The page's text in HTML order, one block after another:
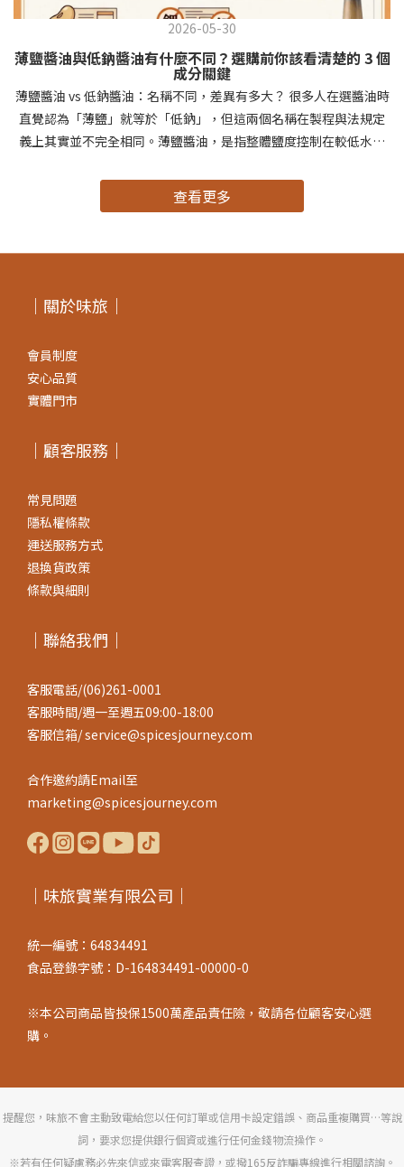
2026-05-30
薄鹽醬油與低鈉醬油有什麼不同？選購前你該看清楚的 3 個
成分關鍵
薄鹽醬油 vs 低鈉醬油：名稱不同，差異有多大？ 很多人在選醬油時
直覺認為「薄鹽」就等於「低鈉」，但這兩個名稱在製程與法規定
義上其實並不完全相同。薄鹽醬油，是指整體鹽度控制在較低水準
產品是透過加入「氯化鉀（鉀鹽）」來取代部分食鹽，讓營養標示
上的鈉數值下降——但成分結構已有所調整。搞清楚這個差異，才能
有影響嗎？ 什麼是氯化鉀（鉀鹽）？氯化鉀（Potassium
「鉀」不屬於鈉，因此可使營養標示上的鈉含量數值明顯降低。部
問題，而是代鹽本身的風味特性。哪些族群需要特別注意？對一般
健康成人而言，少量氯化鉀的攝取通常無需過度擔心。但若你或家
人在日常飲食中有特定的鈉鉀攝取需求，建議：翻到包裝背面，確
準的飲食管理需求，建議諮詢專業醫師或營養師怎麼看懂醬油成分
只看包裝正面的文案，直接翻到背面看成分表。成分排列愈靠前，
代表含量愈高。成分列表愈簡短，通常代表添加物愈少。2.注意
「鉀」含量的標示台灣衛生福利部規定，若產品因製程調整了鈉鉀
比例，須在包裝上完整標示。因此只要翻開營養標示，看看「鉀」
是否有獨立欄位、數值高低，就能大致判斷是否使用了代鹽配方。3.
自豆麴中的胺基酸與自然發酵產物，入口後通常會有明顯的豆香、
索。 為什麼味旅黑豆薄鹽醬油不加氯化鉀？黑豆純釀造的風味邏輯
味旅的釀造理念，是讓「時間」做主角。味旅黑豆薄鹽醬油以黑豆
為原料，透過純釀發酵與長時間熟成，將鹽度嚴格控制在 12% 以
工藝本身讓鹹度清爽、豆香濃郁、入口有回甘——這才是薄鹽應有的
樣子。製程三不：無氯化鉀、無人工甜味劑、無焦糖色素製程無添
什麼，而是用更紮實的釀造工序，做出本來就不需要這些添加物的
快速評估：成分是否單純 翻開成分表，確認是否含有氯化鉀、焦糖
色素或人工甜味劑；原料來源是否清楚標示。是否為純釀造 完整發
製程說明也會標注釀造時間或方式。風味是否自然平衡 好醬油即使
鹽度清爽，入口仍有豆香層次與自然回甘，而非尖銳的鹹味或過度
藝釀造的醬油，味旅黑豆薄鹽醬油，希望陪伴每一餐的安心與風
查看更多
｜關於味旅｜
會員制度
安心品質
實體門市
｜顧客服務｜
常見問題
隱私權條款
運送服務方式
退換貨政策
條款與細則
｜聯絡我們｜
客服電話/(06)261-0001
客服時間/週一至週五09:00-18:00
客服信箱/ service@spicesjourney.com
合作邀約請Email至
marketing@spicesjourney.com
｜味旅實業有限公司｜
統一編號：64834491
食品登錄字號：D-164834491-00000-0
※本公司商品皆投保1500萬產品責任險，敬請各位顧客安心選
購。
提醒您，味旅不會主動致電給您以任何訂單或信用卡設定錯誤、商品重複購買…等說
詞，要求您提供銀行個資或進行任何金錢物流操作。
※若有任何疑慮務必先來信或來電客服查證，或撥165反詐騙專線進行相關諮詢。